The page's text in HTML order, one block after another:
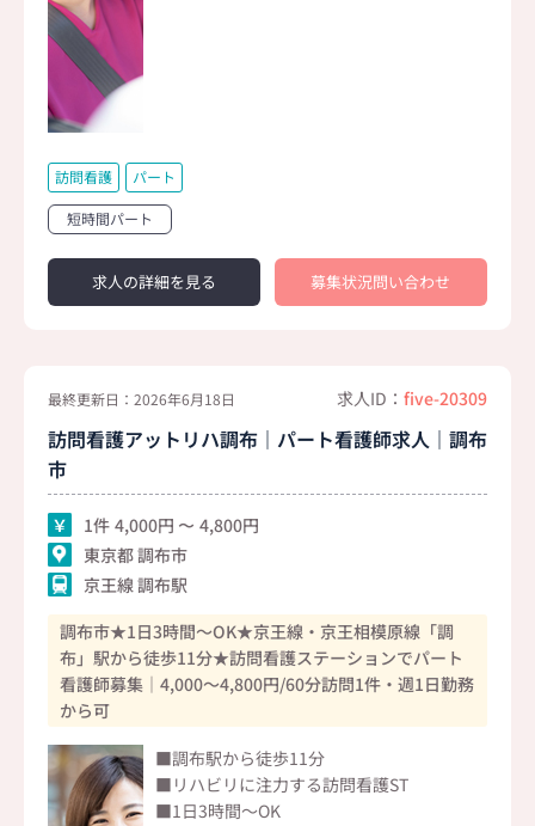
訪問看護 パート
短時間パート
求人の詳細を見る 募集状況問い合わせ
最終更新日：2026年6月18日 求人ID： five-20309
訪問看護アットリハ調布｜パート看護師求人｜調布
市
1件 4,000
4,800
東京都 調布市
京王線 調布駅
調布市★1日3時間～OK★京王線・京王相模原線「調
布」駅から徒歩11分★訪問看護ステーションでパート
看護師募集｜4,000～4,800円/60分訪問1件・週1日勤務
から可
■調布駅から徒歩11分
■リハビリに注力する訪問看護ST
■1日3時間～OK